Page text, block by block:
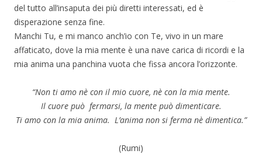
del tutto all’insaputa dei più diretti interessati, ed è
disperazione senza fine.
Manchi Tu, e mi manco anch’io con Te, vivo in un mare
affaticato, dove la mia mente è una nave carica di ricordi e la
mia anima una panchina vuota che fissa ancora l’orizzonte.
“Non ti amo nè con il mio cuore, nè con la mia mente.
Il cuore pu￲ò fermarsi, la mente può￲ dimenticare.
Ti amo con la mia anima. L’anima non si ferma nè dimentica.”
(Rumi)